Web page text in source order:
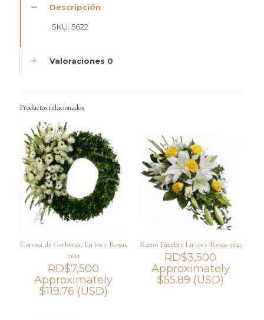
Descripción
SKU: 5622
Valoraciones 0
Productos relacionados
Corona de Gerberas, Lirios y Rosas
5611
RD$7,500
Approximately
$119.76 (USD)
Ramo Fúnebre Lirios y Rosas 5623
RD$3,500
Approximately
$55.89 (USD)